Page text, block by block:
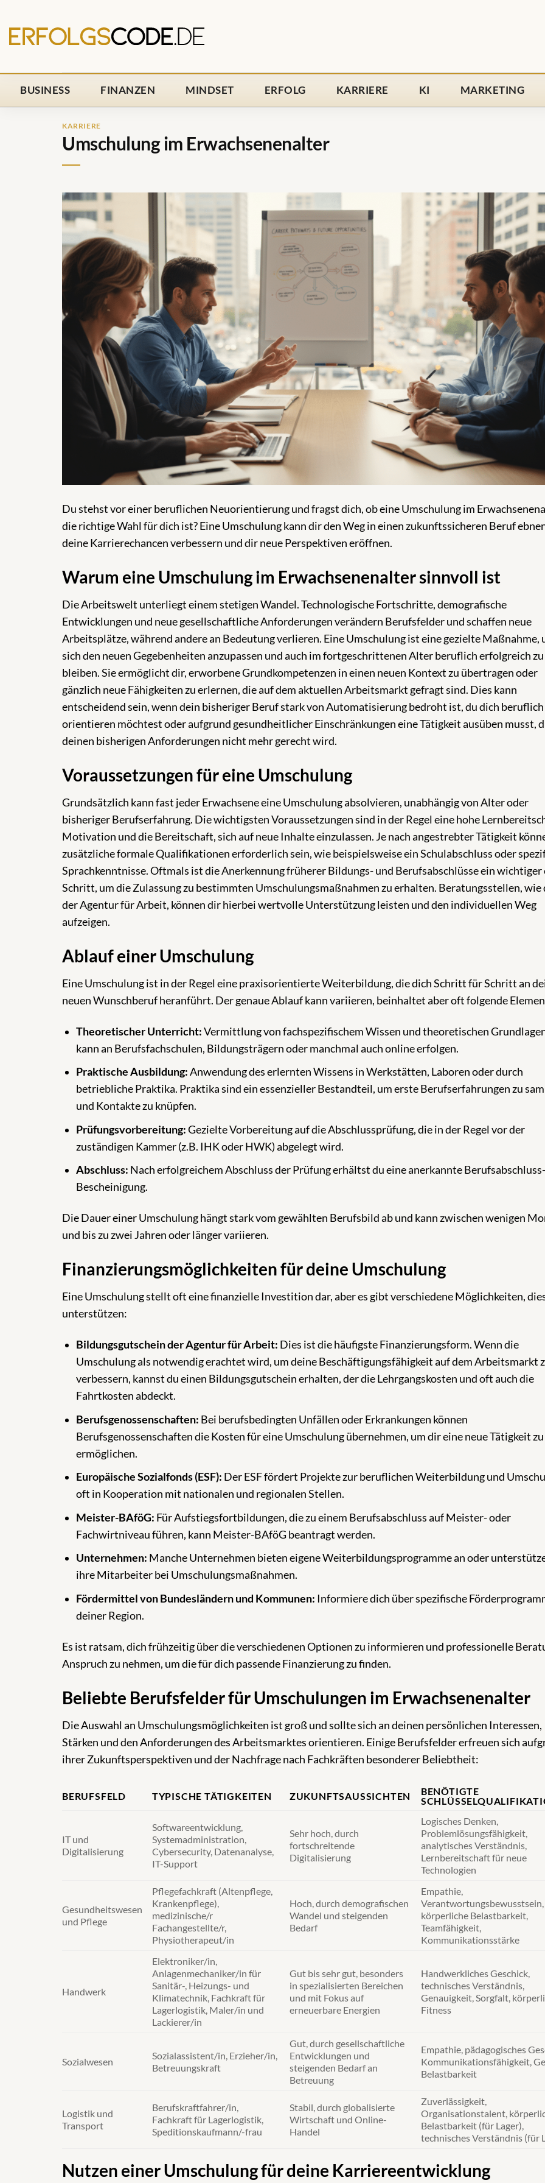
Inhalt
springen
BUSINESS FINANZEN MINDSET ERFOLG KARRIERE KI MARKETING
KARRIERE
Umschulung im Erwachsenenalter
Du stehst vor einer beruflichen Neuorientierung und fragst dich, ob eine Umschulung im
die richtige Wahl für dich ist? Eine Umschulung kann dir den Weg in einen zukunftssicheren Beruf
deine Karrierechancen verbessern und dir neue Perspektiven eröffnen.
Warum eine Umschulung im Erwachsenenalter sinnvoll ist
Die Arbeitswelt unterliegt einem stetigen Wandel. Technologische Fortschritte, demografische
Entwicklungen und neue gesellschaftliche Anforderungen verändern Berufsfelder und schaffen neue
Arbeitsplätze, während andere an Bedeutung verlieren. Eine Umschulung ist eine gezielte Maßnahme,
sich den neuen Gegebenheiten anzupassen und auch im fortgeschrittenen Alter beruflich erfolgreich zu
bleiben. Sie ermöglicht dir, erworbene Grundkompetenzen in einen neuen Kontext zu übertragen oder
gänzlich neue Fähigkeiten zu erlernen, die auf dem aktuellen Arbeitsmarkt gefragt sind. Dies kann
entscheidend sein, wenn dein bisheriger Beruf stark von Automatisierung bedroht ist, du dich beruflich
orientieren möchtest oder aufgrund gesundheitlicher Einschränkungen eine Tätigkeit ausüben musst,
deinen bisherigen Anforderungen nicht mehr gerecht wird.
Voraussetzungen für eine Umschulung
Grundsätzlich kann fast jeder Erwachsene eine Umschulung absolvieren, unabhängig von Alter oder
bisheriger Berufserfahrung. Die wichtigsten Voraussetzungen sind in der Regel eine hohe
Motivation und die Bereitschaft, sich auf neue Inhalte einzulassen. Je nach angestrebter Tätigkeit
zusätzliche formale Qualifikationen erforderlich sein, wie beispielsweise ein Schulabschluss oder
Sprachkenntnisse. Oftmals ist die Anerkennung früherer Bildungs- und Berufsabschlüsse ein wichtiger
Schritt, um die Zulassung zu bestimmten Umschulungsmaßnahmen zu erhalten. Beratungsstellen, wie
der Agentur für Arbeit, können dir hierbei wertvolle Unterstützung leisten und den individuellen Weg
aufzeigen.
Ablauf einer Umschulung
Eine Umschulung ist in der Regel eine praxisorientierte Weiterbildung, die dich Schritt für Schritt an
neuen Wunschberuf heranführt. Der genaue Ablauf kann variieren, beinhaltet aber oft folgende
Theoretischer Unterricht:Vermittlung von fachspezifischem Wissen und theoretischen
kann an Berufsfachschulen, Bildungsträgern oder manchmal auch online erfolgen.
Praktische Ausbildung:Anwendung des erlernten Wissens in Werkstätten, Laboren oder durch
betriebliche Praktika. Praktika sind ein essenzieller Bestandteil, um erste Berufserfahrungen zu
und Kontakte zu knüpfen.
Prüfungsvorbereitung:Gezielte Vorbereitung auf die Abschlussprüfung, die in der Regel vor der
zuständigen Kammer (z.B. IHK oder HWK) abgelegt wird.
Abschluss: Nach erfolgreichem Abschluss der Prüfung erhältst du eine anerkannte Berufsabschluss-
Bescheinigung.
Die Dauer einer Umschulung hängt stark vom gewählten Berufsbild ab und kann zwischen wenigen
und bis zu zwei Jahren oder länger variieren.
Finanzierungsmöglichkeiten für deine Umschulung
Eine Umschulung stellt oft eine finanzielle Investition dar, aber es gibt verschiedene Möglichkeiten,
unterstützen:
Bildungsgutschein der Agentur für Arbeit: Dies ist die häufigste Finanzierungsform. Wenn die
Umschulung als notwendig erachtet wird, um deine Beschäftigungsfähigkeit auf dem Arbeitsmarkt
verbessern, kannst du einen Bildungsgutschein erhalten, der die Lehrgangskosten und oft auch die
Fahrtkosten abdeckt.
Berufsgenossenschaften: Bei berufsbedingten Unfällen oder Erkrankungen können
Berufsgenossenschaften die Kosten für eine Umschulung übernehmen, um dir eine neue Tätigkeit zu
ermöglichen.
Europäische Sozialfonds (ESF): Der ESF fördert Projekte zur beruflichen Weiterbildung und
oft in Kooperation mit nationalen und regionalen Stellen.
Meister-BAföG: Für Aufstiegsfortbildungen, die zu einem Berufsabschluss auf Meister- oder
Fachwirtniveau führen, kann Meister-BAföG beantragt werden.
Unternehmen: Manche Unternehmen bieten eigene Weiterbildungsprogramme an oder
ihre Mitarbeiter bei Umschulungsmaßnahmen.
Fördermittel von Bundesländern und Kommunen: Informiere dich über spezifische
deiner Region.
Es ist ratsam, dich frühzeitig über die verschiedenen Optionen zu informieren und professionelle
Anspruch zu nehmen, um die für dich passende Finanzierung zu finden.
Beliebte Berufsfelder für Umschulungen im Erwachsenenalter
Die Auswahl an Umschulungsmöglichkeiten ist groß und sollte sich an deinen persönlichen Interessen,
Stärken und den Anforderungen des Arbeitsmarktes orientieren. Einige Berufsfelder erfreuen sich
ihrer Zukunftsperspektiven und der Nachfrage nach Fachkräften besonderer Beliebtheit:
BERUFSFELD TYPISCHE TÄTIGKEITEN ZUKUNFTSAUSSICHTEN
BENÖTIGTE
IT und
Digitalisierung
Softwareentwicklung,
Systemadministration,
Cybersecurity, Datenanalyse,
IT-Support
Sehr hoch, durch
fortschreitende
Digitalisierung
Logisches Denken,
Problemlösungsfähigkeit,
analytisches Verständnis,
Lernbereitschaft für neue
Technologien
Gesundheitswesen
und Pflege
Pflegefachkraft (Altenpflege,
Krankenpflege),
medizinische/r
Fachangestellte/r,
Physiotherapeut/in
Hoch, durch demografischen
Wandel und steigenden
Bedarf
Empathie,
Verantwortungsbewusstsein,
körperliche Belastbarkeit,
Teamfähigkeit,
Kommunikationsstärke
Handwerk
Elektroniker/in,
Anlagenmechaniker/in für
Sanitär-, Heizungs- und
Klimatechnik, Fachkraft für
Lagerlogistik, Maler/in und
Lackierer/in
Gut bis sehr gut, besonders
in spezialisierten Bereichen
und mit Fokus auf
erneuerbare Energien
Handwerkliches Geschick,
technisches Verständnis,
Genauigkeit, Sorgfalt,
Fitness
Sozialwesen
Sozialassistent/in, Erzieher/in,
Betreuungskraft
Gut, durch gesellschaftliche
Entwicklungen und
steigenden Bedarf an
Betreuung
Empathie, pädagogisches
Kommunikationsfähigkeit,
Belastbarkeit
Logistik und
Transport
Berufskraftfahrer/in,
Fachkraft für Lagerlogistik,
Speditionskaufmann/-frau
Stabil, durch globalisierte
Wirtschaft und Online-
Handel
Zuverlässigkeit,
Organisationstalent,
Belastbarkeit (für Lager),
technisches Verständnis (für
Nutzen einer Umschulung für deine Karriereentwicklung